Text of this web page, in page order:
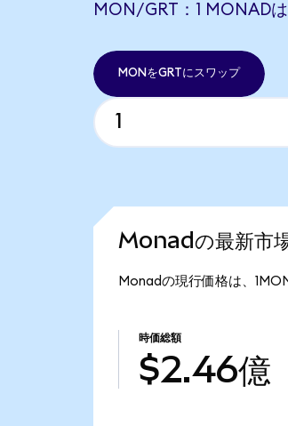
MON/GRT：1 MONAD
MONをGRTにスワップ
Monadの最新市
Monadの現行価格は、
時価総額
$2.46億